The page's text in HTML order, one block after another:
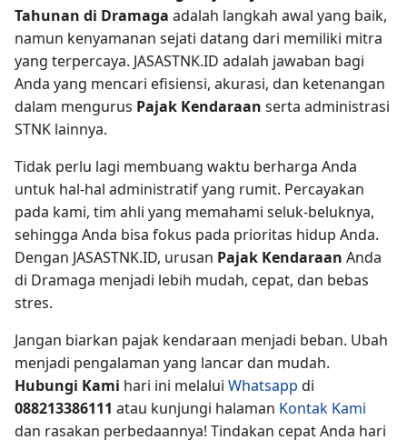
Tahunan di Dramaga adalah langkah awal yang baik,
namun kenyamanan sejati datang dari memiliki mitra
yang terpercaya. JASASTNK.ID adalah jawaban bagi
Anda yang mencari efisiensi, akurasi, dan ketenangan
dalam mengurus Pajak Kendaraan serta administrasi
STNK lainnya.
Tidak perlu lagi membuang waktu berharga Anda
untuk hal-hal administratif yang rumit. Percayakan
pada kami, tim ahli yang memahami seluk-beluknya,
sehingga Anda bisa fokus pada prioritas hidup Anda.
Dengan JASASTNK.ID, urusan Pajak Kendaraan Anda
di Dramaga menjadi lebih mudah, cepat, dan bebas
stres.
Jangan biarkan pajak kendaraan menjadi beban. Ubah
menjadi pengalaman yang lancar dan mudah.
Hubungi Kami hari ini melalui Whatsapp di
088213386111 atau kunjungi halaman Kontak Kami
dan rasakan perbedaannya! Tindakan cepat Anda hari